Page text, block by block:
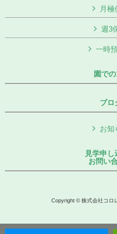
月極
週3
一時
園での
ブロ
お知
見学申し
お問い
Copyright © 株式会社コロ